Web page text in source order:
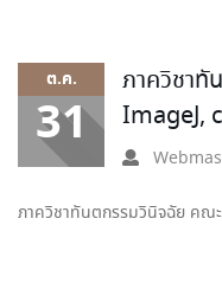
ต.ค.
31
ภาควิชาทั
ImageJ,
ภาควิชาทันตกรรมวินิจฉัย ค